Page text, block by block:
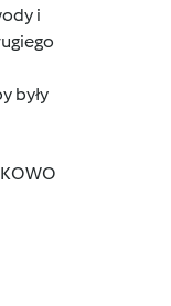
i
były